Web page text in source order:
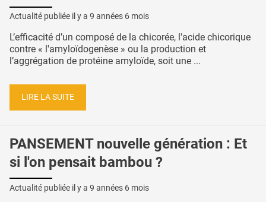
Actualité publiée il y a 9 années 6 mois
L’efficacité d’un composé de la chicorée, l'acide chicorique
contre « l'amyloïdogenèse » ou la production et
l’aggrégation de protéine amyloïde, soit une ...
LIRE LA SUITE
PANSEMENT nouvelle génération : Et
si l'on pensait bambou ?
Actualité publiée il y a 9 années 6 mois